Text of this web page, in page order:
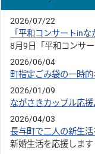
2026/07/22
「平和コンサートin
8月9日「平和コンサ
2026/06/04
町指定ごみ袋の一時
2026/01/09
ながさきカップル応
2026/04/03
長与町で二人の新生
新婚生活を応援します